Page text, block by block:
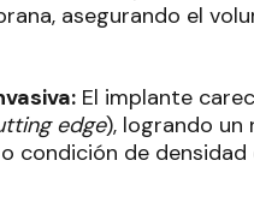
asegurando el
El implante
edge), logrando un
condición de densidad